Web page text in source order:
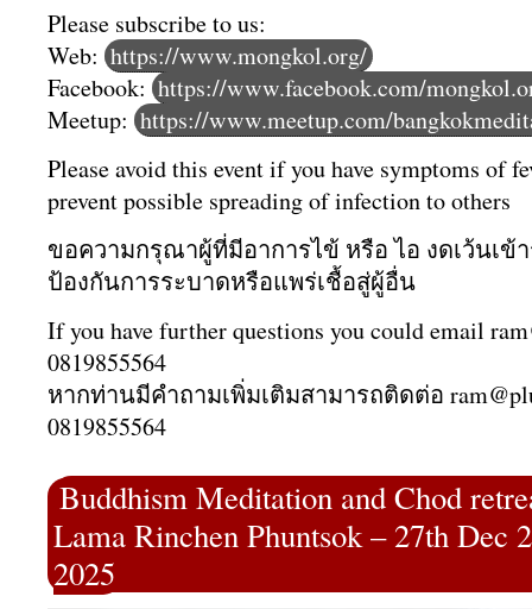
Please subscribe to us:
Web: https://www.mongkol.org/
Facebook: https://www.facebook.com/
Meetup: https://www.meetup.com/
Please avoid this event if you have symptoms of
prevent possible spreading of infection to others
ขอความกรุณาผู้ที่มีอาการไข้ หรือ ไอ งดเว้นเข้
ป้องกันการระบาดหรือแพร่เชื้อสู่ผู้อื่น
If you have further questions you could email
0819855564
หากท่านมีคำถามเพิ่มเติมสามารถติดต่อ
0819855564
Buddhism Meditation and Chod
Lama Rinchen Phuntsok – 27th Dec
2025